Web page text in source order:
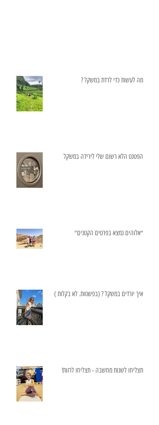
מה לעשות כדי לרדת במשקל ?
הפטנט הלא רשום שלי לירידה במשקל
״אלוהים נמצא בפרטים הקטנים״
איך יורדים במשקל ? (בפשטות. לא בקלות )
תצליחו לשנות מחשבה - תצליחו לרזות!